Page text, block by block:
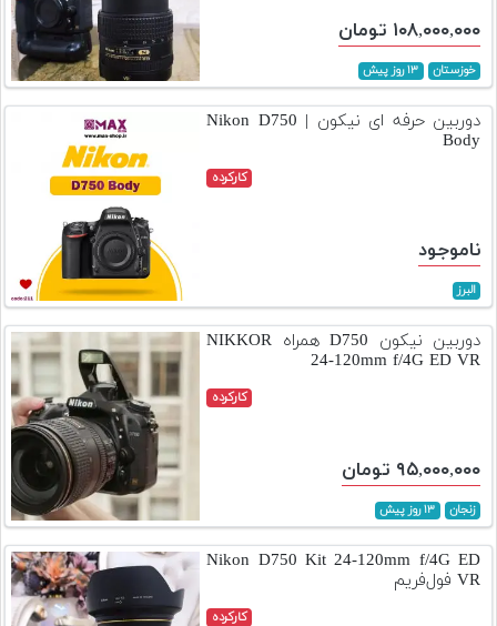
دست
دوم
لیست
قیمت
۱۰۸,۰۰۰,۰۰۰ تومان
خوزستان ۱۳ روز پیش
دوربین حرفه ای نیکون | Nikon D750
Body
کارکرده
ناموجود
البرز
دوربین نیکون D750 همراه NIKKOR
24-120mm f/4G ED VR
کارکرده
۹۵,۰۰۰,۰۰۰ تومان
زنجان ۱۳ روز پیش
Nikon D750 Kit 24-120mm f/4G ED
VR فول‌فریم
کارکرده